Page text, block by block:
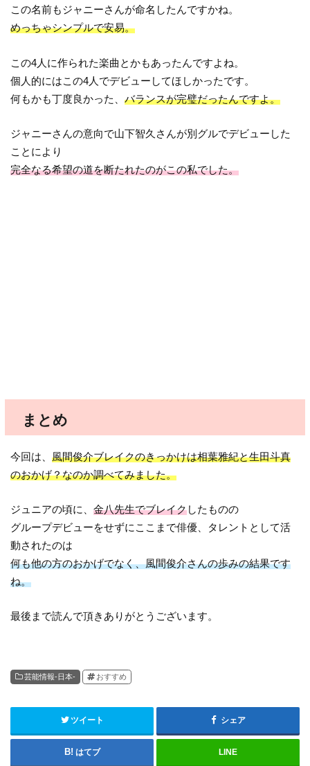
この名前もジャニーさんが命名したんですかね。
めっちゃシンプルで安易。
この4人に作られた楽曲とかもあったんですよね。
個人的にはこの4人でデビューしてほしかったです。
何もかも丁度良かった、バランスが完璧だったんですよ。
ジャニーさんの意向で山下智久さんが別グルでデビューした
ことにより
完全なる希望の道を断たれたのがこの私でした。
まとめ
今回は、風間俊介ブレイクのきっかけは相葉雅紀と生田斗真
のおかげ？なのか調べてみました。
ジュニアの頃に、金八先生でブレイクしたものの
グループデビューをせずにここまで俳優、タレントとして活
動されたのは
何も他の方のおかげでなく、風間俊介さんの歩みの結果です
ね。
最後まで読んで頂きありがとうございます。
芸能情報-日本- おすすめ
ツイート シェア
はてブ LINE